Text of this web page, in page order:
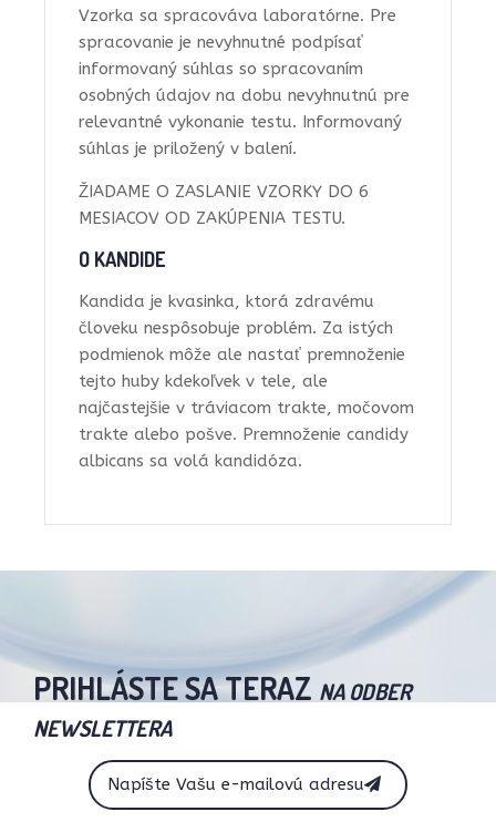
Vzorka sa spracováva laboratórne. Pre
spracovanie je nevyhnutné podpísať
informovaný súhlas so spracovaním
osobných údajov na dobu nevyhnutnú pre
relevantné vykonanie testu. Informovaný
súhlas je priložený v balení.
ŽIADAME O ZASLANIE VZORKY DO 6
MESIACOV OD ZAKÚPENIA TESTU.
O KANDIDE
Kandida je kvasinka, ktorá zdravému
človeku nespôsobuje problém. Za istých
podmienok môže ale nastať premnoženie
tejto huby kdekoľvek v tele, ale
najčastejšie v tráviacom trakte, močovom
trakte alebo pošve. Premnoženie candidy
albicans sa volá kandidóza.
PRIHLÁSTE SA TERAZ NA ODBER
NEWSLETTERA